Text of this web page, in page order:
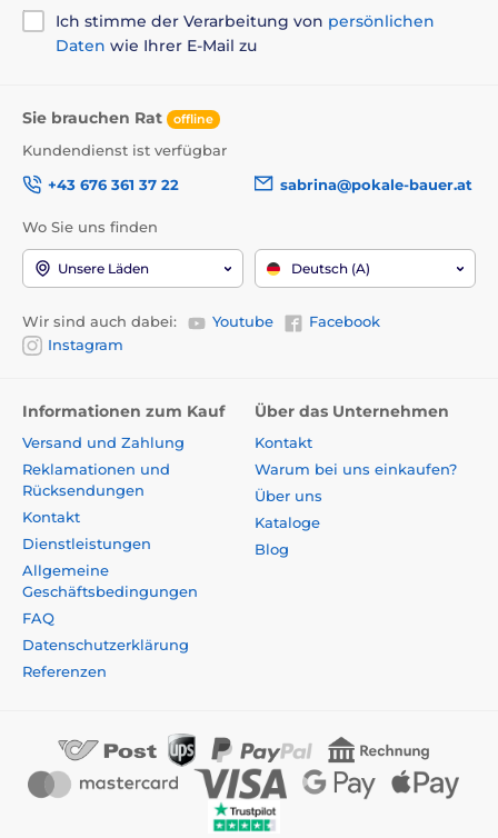
Ich stimme der Verarbeitung von persönlichen
Daten wie Ihrer E-Mail zu
Sie brauchen Rat offline
Kundendienst ist verfügbar
+43 676 361 37 22
sabrina@pokale-bauer.at
Wo Sie uns finden
Unsere Läden Deutsch (A)
Wir sind auch dabei: Youtube
Facebook
Instagram
Informationen zum Kauf
Versand und Zahlung
Reklamationen und
Rücksendungen
Kontakt
Dienstleistungen
Allgemeine
Geschäftsbedingungen
FAQ
Datenschutzerklärung
Referenzen
Über das Unternehmen
Kontakt
Warum bei uns einkaufen?
Über uns
Kataloge
Blog